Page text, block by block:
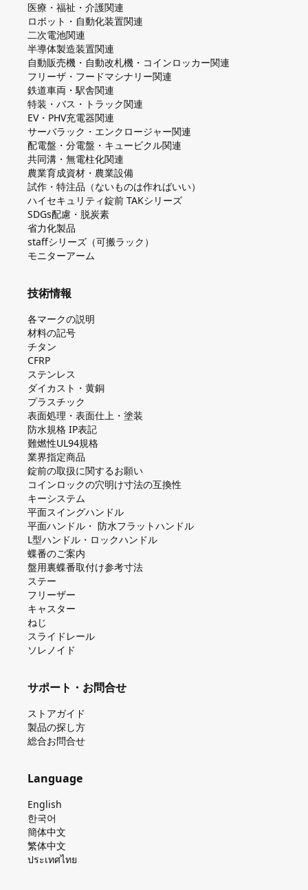
医療・福祉・介護関連
ロボット・自動化装置関連
二次電池関連
半導体製造装置関連
自動販売機・自動改札機・コインロッカー関連
フリーザ・フードマシナリー関連
鉄道車両・駅舎関連
特装・バス・トラック関連
EV・PHV充電器関連
サーバラック・エンクロージャー関連
配電盤・分電盤・キュービクル関連
共同溝・無電柱化関連
農業育成資材・農業設備
試作・特注品（ないものは作ればいい）
ハイセキュリティ錠前 TAKシリーズ
SDGs配慮・脱炭素
省力化製品
staffシリーズ（可搬ラック）
モニターアーム
技術情報
各マークの説明
材料の記号
チタン
CFRP
ステンレス
ダイカスト・⻩銅
プラスチック
表面処理・表面仕上・塗装
防⽔規格 IP表記
難燃性UL94規格
業界指定商品
錠前の取扱に関するお願い
コインロックの⽳明け⼨法の互換性
キーシステム
平⾯スイングハンドル
平⾯ハンドル・ 防⽔フラットハンドル
L型ハンドル・ロックハンドル
蝶番のご案内
盤⽤裏蝶番取付け参考⼨法
ステー
フリーザー
キャスター
ねじ
スライドレール
ソレノイド
サポート・お問合せ
ストアガイド
製品の探し⽅
総合お問合せ
Language
English
한국어
簡体中文
繁体中文
ประเทศไทย